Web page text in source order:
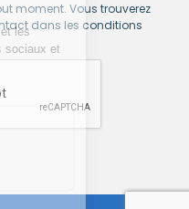
moment. Vous trouverez
dans les conditions